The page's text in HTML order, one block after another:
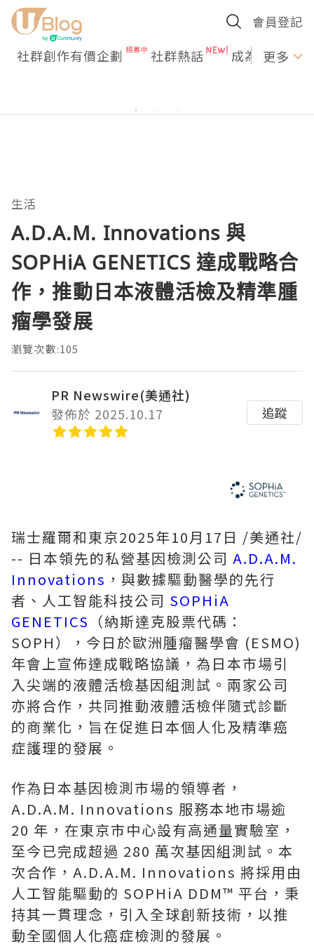
會員登記
社群創作有價企劃 社群熱話 成為U更多
生活
A.D.A.M. Innovations 與
SOPHiA GENETICS 達成戰略合
作，推動日本液體活檢及精準腫
瘤學發展
瀏覽次數:105
PR Newswire(美通社)
發佈於 2025.10.17
追蹤
瑞士羅爾和東京2025年10月17日 /美通社/
-- 日本領先的私營基因檢測公司 A.D.A.M.
Innovations ，與數據驅動醫學的先行
者、人工智能科技公司 SOPHiA
GENETICS （納斯達克股票代碼：
SOPH），今日於歐洲腫瘤醫學會 (ESMO)
年會上宣佈達成戰略協議，為日本市場引
入尖端的液體活檢基因組測試。兩家公司
亦將合作，共同推動液體活檢伴隨式診斷
的商業化，旨在促進日本個人化及精準癌
症護理的發展。
作為日本基因檢測市場的領導者，
A.D.A.M. Innovations 服務本地市場逾
20 年，在東京市中心設有高通量實驗室，
至今已完成超過 280 萬次基因組測試。本
次合作，A.D.A.M. Innovations 將採用由
人工智能驅動的 SOPHiA DDM™ 平台，秉
持其一貫理念，引入全球創新技術，以推
動全國個人化癌症檢測的發展。